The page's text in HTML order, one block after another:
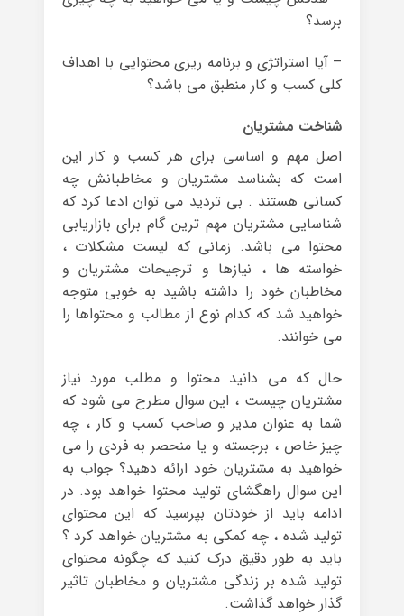
برسد؟
– آیا استراتژی و برنامه ریزی محتوایی با اهداف
کلی کسب و کار منطبق می باشد؟
شناخت مشتریان
اصل مهم و اساسی برای هر کسب و کار این
است که بشناسد مشتریان و مخاطبانش چه
کسانی هستند . بی تردید می توان ادعا کرد که
شناسایی مشتریان مهم ترین گام برای بازاریابی
محتوا می باشد. زمانی که لیست مشکلات ،
خواسته ها ، نیازها و ترجیحات مشتریان و
مخاطبان خود را داشته باشید به خوبی متوجه
خواهید شد که کدام نوع از مطالب و محتواها را
می خوانند.
حال که می دانید محتوا و مطلب مورد نیاز
مشتریان چیست ، این سوال مطرح می شود که
شما به عنوان مدیر و صاحب کسب و کار ، چه
چیز خاص ، برجسته و یا منحصر به فردی را می
خواهید به مشتریان خود ارائه دهید؟ جواب به
این سوال راهگشای تولید محتوا خواهد بود. در
ادامه باید از خودتان بپرسید که این محتوای
تولید شده ، چه کمکی به مشتریان خواهد کرد ؟
باید به طور دقیق درک کنید که چگونه محتوای
تولید شده بر زندگی مشتریان و مخاطبان تاثیر
گذار خواهد گذاشت.